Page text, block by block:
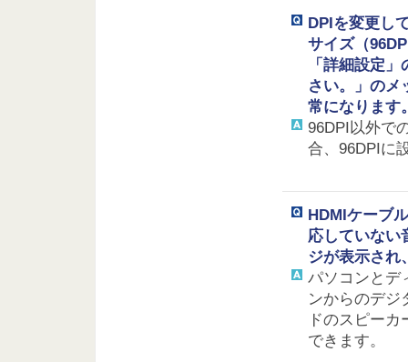
DPIを変更し
サイズ（
「詳細設定
さい。」のメ
常になります
96DPI以外で
合、96DPIに
HDMIケーブ
応していない
ジが表示され
パソコンとデ
ンからのデジ
ドのスピー
できます。